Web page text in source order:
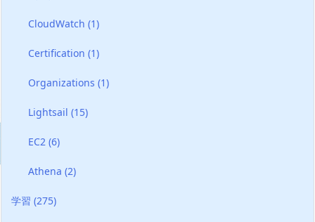
CloudWatch(1)
Certification(1)
Organizations(1)
Lightsail(15)
EC2(6)
Athena(2)
学習 (275)